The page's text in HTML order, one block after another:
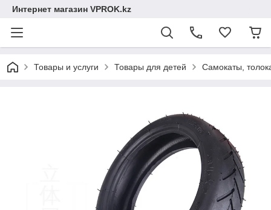
Интернет магазин VPROK.kz
Товары и услуги Товары для детей Самокаты,